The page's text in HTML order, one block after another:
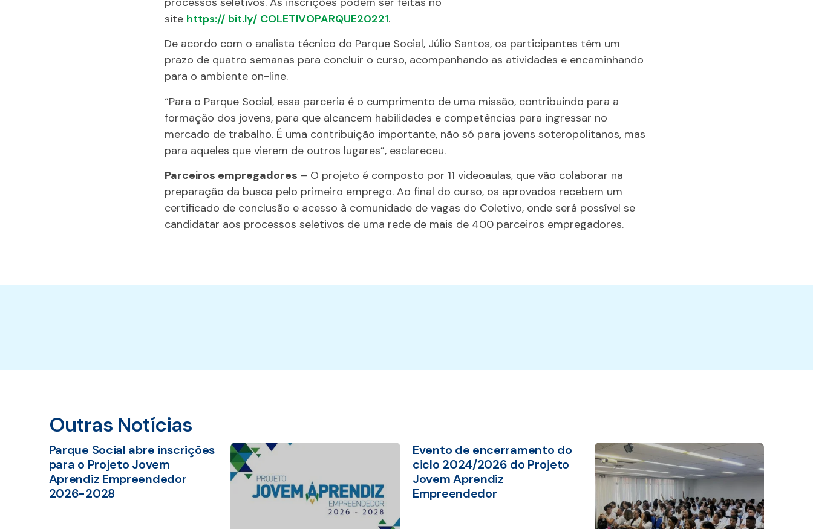
site https:// bit.ly/ COLETIVOPARQUE20221.
De acordo com o analista técnico do Parque Social, Júlio Santos, os participantes têm um
prazo de quatro semanas para concluir o curso, acompanhando as atividades e encaminhando
para o ambiente on-line.
“Para o Parque Social, essa parceria é o cumprimento de uma missão, contribuindo para a
formação dos jovens, para que alcancem habilidades e competências para ingressar no
mercado de trabalho. É uma contribuição importante, não só para jovens soteropolitanos, mas
para aqueles que vierem de outros lugares”, esclareceu.
Parceiros empregadores – O projeto é composto por 11 videoaulas, que vão colaborar na
preparação da busca pelo primeiro emprego. Ao final do curso, os aprovados recebem um
certificado de conclusão e acesso à comunidade de vagas do Coletivo, onde será possível se
candidatar aos processos seletivos de uma rede de mais de 400 parceiros empregadores.
Outras Notícias
Parque Social abre inscrições
para o Projeto Jovem
Aprendiz Empreendedor
2026-2028
Evento de encerramento do
ciclo 2024/2026 do Projeto
Jovem Aprendiz
Empreendedor